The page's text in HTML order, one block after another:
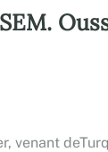
venant